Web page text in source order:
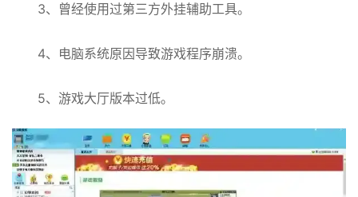
3、曾经使用过第三方外挂辅助工具。
4、电脑系统原因导致游戏程序崩溃。
5、游戏大厅版本过低。